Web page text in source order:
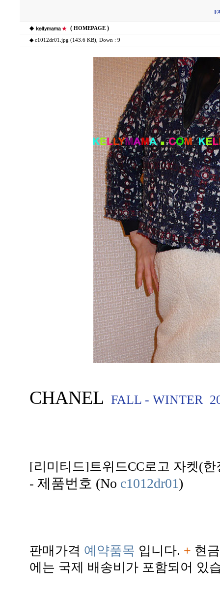
◆ ( HOMEPAGE )
◆ c1012dr01.jpg (143.6 KB) , Down : 9
CHANEL FALL - WINTER
[리미티드]트위드CC로고 자켓(
- 제품번호 (No c1012dr01)
판매가격 예약품목 입니다. + 현
에는 국제 배송비가 포함되어 있